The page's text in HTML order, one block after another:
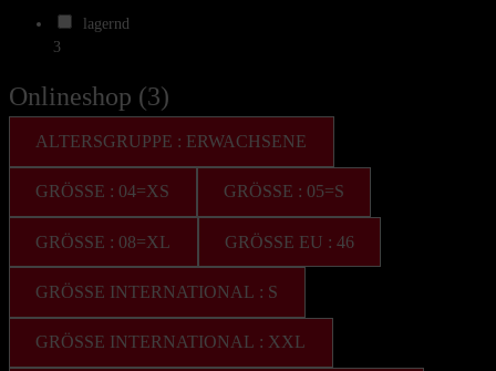
lagernd
3
Onlineshop (3)
ALTERSGRUPPE : ERWACHSENE
GRÖSSE : 04=XS GRÖSSE : 05=S
GRÖSSE : 08=XL GRÖSSE EU : 46
GRÖSSE INTERNATIONAL : S
GRÖSSE INTERNATIONAL : XXL